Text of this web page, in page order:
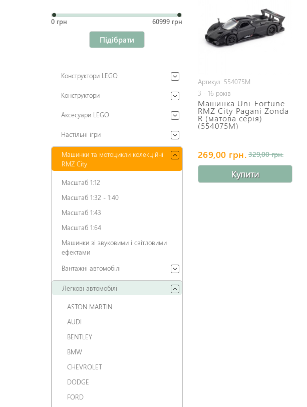
Артикул: 554075M
3 - 16 років
Машинка Uni-Fortune
RMZ City Pagani Zonda
R (матова серія)
(554075M)
269,00 грн. 329,00 грн.
Купити
0 грн 60999 грн
Підібрати
Конструктори LEGO
Конструктори
Аксесуари LEGO
Настільні ігри
Машинки та мотоцикли колекційні
RMZ City
Масштаб 1:12
Масштаб 1:32 - 1:40
Масштаб 1:43
Масштаб 1:64
Машинки зі звуковими і світловими
ефектами
Вантажні автомобілі
Легкові автомобілі
ASTON MARTIN
AUDI
BENTLEY
BMW
CHEVROLET
DODGE
FORD